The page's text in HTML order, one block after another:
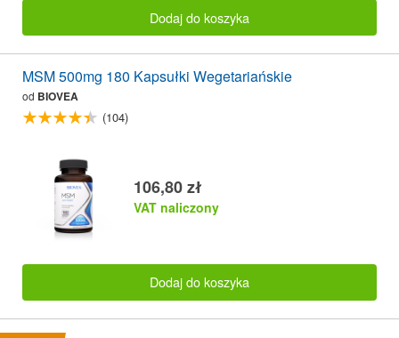
Dodaj do koszyka
MSM 500mg 180 Kapsułki Wegetariańskie
od BIOVEA
(104)
106,80 zł
VAT naliczony
Dodaj do koszyka